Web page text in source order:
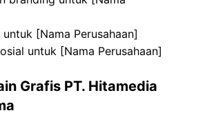
[Nama Perusahaan]
untuk [Nama Perusahaan]
Grafis PT. Hitamedia